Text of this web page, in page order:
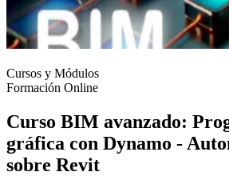
Cursos y Módulos
Formación Online
Curso BIM avanzado:
gráfica con Dynamo -
sobre Revit